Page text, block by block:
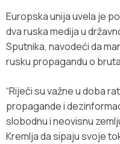
Europska unija uvela je
dva ruska medija u
Sputnika, navodeći da
rusku propagandu o
“Riječi su važne u doba
propagande i
slobodnu i neovisnu
Kremlja da sipaju svoje